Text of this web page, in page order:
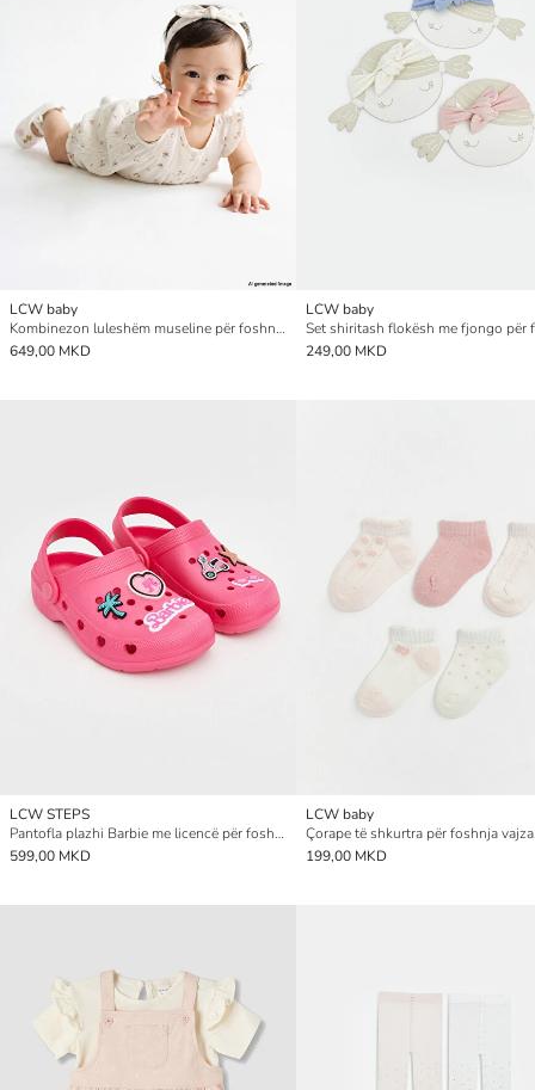
LCW baby
Kombinezon luleshëm museline për foshnja vajza me shirit flokësh
649,00 MKD
LCW baby
249,00 MKD
LCW STEPS
Pantofla plazhi Barbie me licencë për foshnja vajza
599,00 MKD
LCW baby
199,00 MKD